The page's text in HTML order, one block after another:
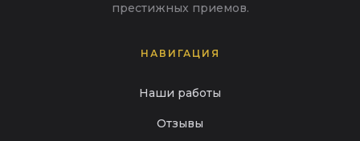
престижных приемов.
НАВИГАЦИЯ
Наши работы
Отзывы